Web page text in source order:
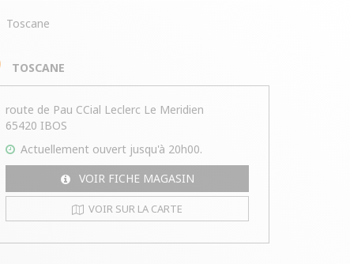
AUTOUR DE MOI
Toscane
TOSCANE
route de Pau CCial Leclerc Le Meridien
65420 IBOS
Actuellement ouvert jusqu'à 20h00.
VOIR FICHE MAGASIN
VOIR SUR LA CARTE